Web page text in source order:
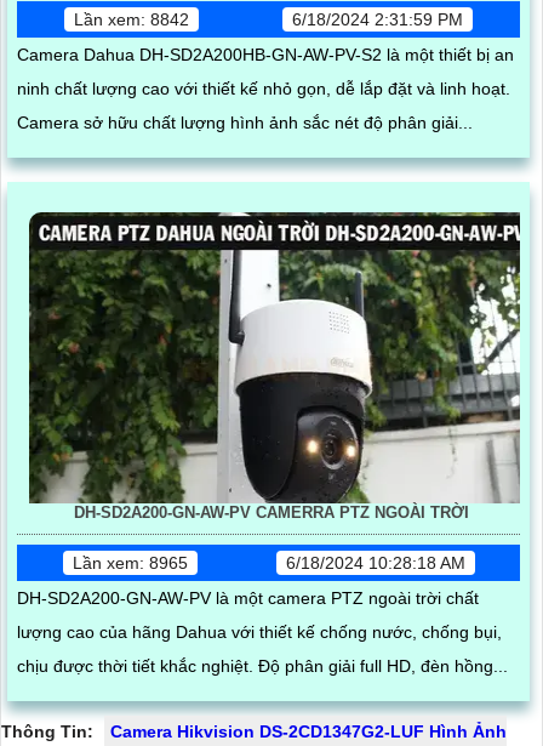
Lần xem: 8842
6/18/2024 2:31:59 PM
Camera Dahua DH-SD2A200HB-GN-AW-PV-S2 là một thiết bị an
ninh chất lượng cao với thiết kế nhỏ gọn, dễ lắp đặt và linh hoạt.
Camera sở hữu chất lượng hình ảnh sắc nét độ phân giải...
DH-SD2A200-GN-AW-PV CAMERRA PTZ NGOÀI TRỜI
Lần xem: 8965
6/18/2024 10:28:18 AM
DH-SD2A200-GN-AW-PV là một camera PTZ ngoài trời chất
lượng cao của hãng Dahua với thiết kế chống nước, chống bụi,
chịu được thời tiết khắc nghiệt. Độ phân giải full HD, đèn hồng...
Thông Tin:
Camera Hikvision DS-2CD1347G2-LUF Hình Ảnh